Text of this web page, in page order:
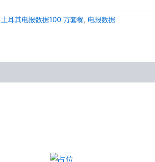
土耳其电报数据100 万套餐, 电报数据